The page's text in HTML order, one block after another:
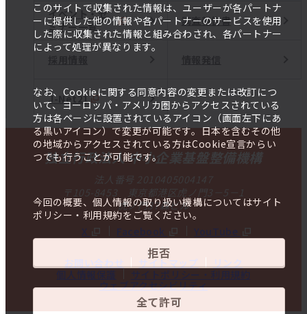
このサイトで収集された情報は、ユーザーが各パートナ
ーに提供した他の情報や各パートナーのサービスを使用
した際に収集された情報と組み合わされ、各パートナー
によって処理が異なります。
なお、Cookieに関する同意内容の変更または改訂につ
いて、ヨーロッパ・アメリカ圏からアクセスされている
方は各ページに設置されているアイコン（画面左下にあ
る黒いアイコン）で変更が可能です。日本を含むその他
の地域からアクセスされている方はCookie宣言からい
つでも行うことが可能です。
今回の概要、個人情報の取り扱い機構についてはサイト
ポリシー・利用規約をご覧ください。
拒否
全て許可
イベント・セ
ミナー一覧
調査報告書
J-Net21
独立行政法人 中小企業基盤整備機構
法人番号 2010405004147
〒105-8453 東京都港区虎ノ門3－5－1
虎ノ門37森ビル
X
Facebook YouTube
お問い合わせ サイトマップ
リンク
個人情報保護
サイトポリシー・利用規約
ウェブアクセシビリティ